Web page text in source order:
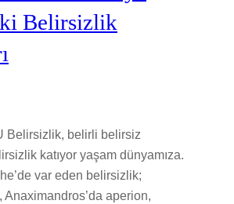
Belirsizlik
Belirsizlik, belirli belirsiz
katıyor yaşam dünyamıza.
var eden belirsizlik;
Anaximandros’da aperion,